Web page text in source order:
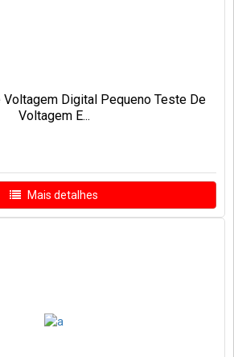
Voltagem Digital Pequeno Teste De
Voltagem E...
Mais detalhes